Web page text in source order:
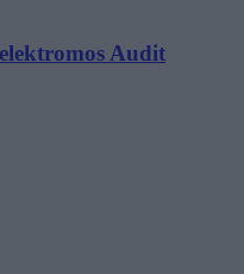
Audit